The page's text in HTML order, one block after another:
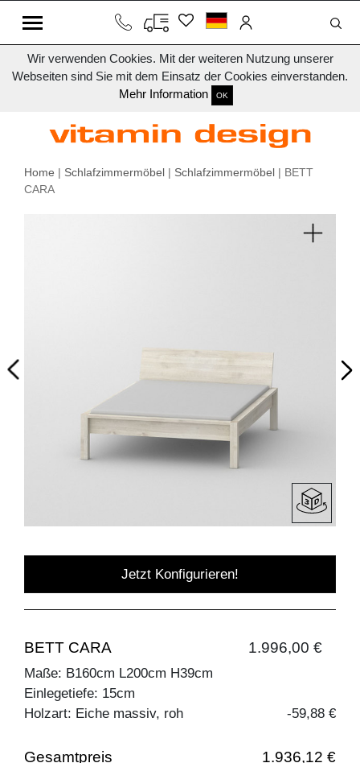
Wir verwenden Cookies. Mit der weiteren Nutzung unserer
Webseiten sind Sie mit dem Einsatz der Cookies einverstanden.
Mehr Information
OK
Home | Schlafzimmermöbel | Schlafzimmermöbel | BETT
CARA
Jetzt Konfigurieren!
BETT CARA 1.996,00 €
Maße: B160cm L200cm H39cm
Einlegetiefe: 15cm
Holzart: Eiche massiv, roh
-59,88 €
Gesamtpreis 1.936,12 €